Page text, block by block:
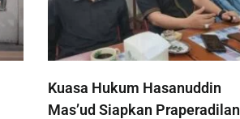
Kuasa Hukum Hasanuddin
Mas’ud Siapkan Praperadilan